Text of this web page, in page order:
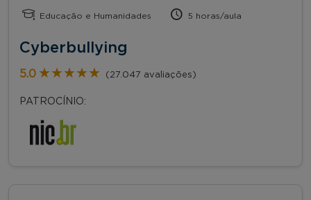
Educação e Humanidades 5 horas/aula
Cyberbullying
5.0 ★★★★★
★★★★★ (27.047 avaliações)
PATROCÍNIO: